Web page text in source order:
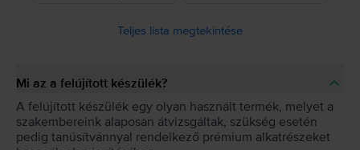
Teljes lista megtekintése
Mi az a felújított készülék?
A felújított készülék egy olyan használt termék, melyet a
szakembereink alaposan átvizsgáltak, szükség esetén
pedig tanúsítvánnyal rendelkező prémium alkatrészeket